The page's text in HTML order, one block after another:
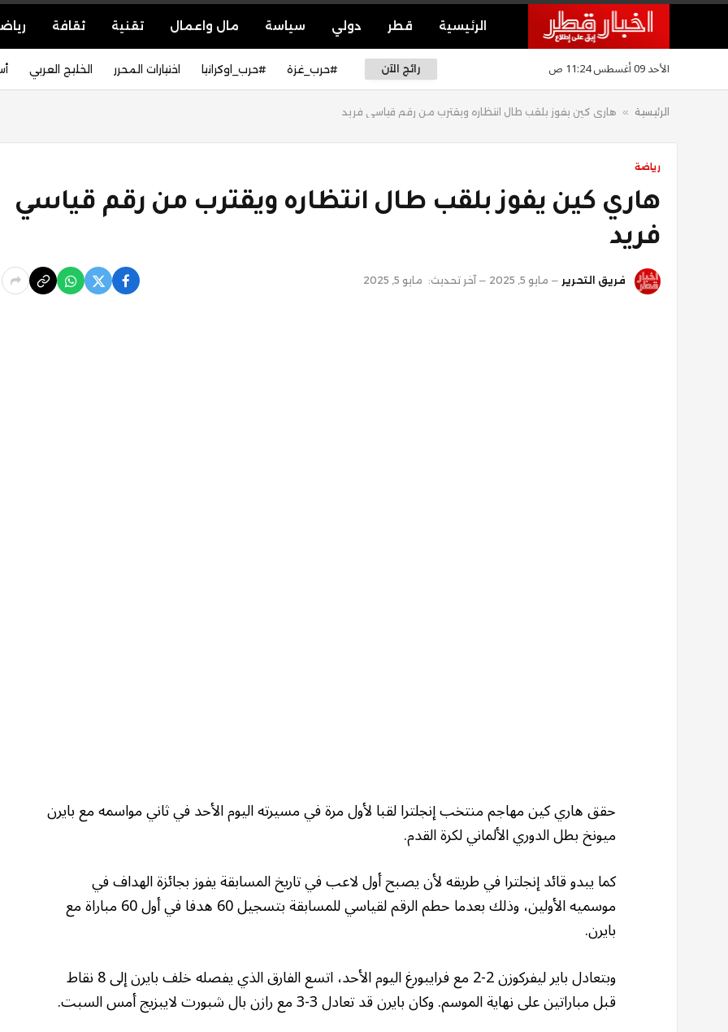
الرئيسية قطر دولي سياسة مال واعمال تقنية ثقافة
الأحد 09 أغسطس 11:24 ص رائج الآن #حرب_غزة #حرب_اوكرانيا اختيارات المحرر الخليج العربي
الرئيسية » هاري كين يفوز بلقب طال انتظاره ويقترب من رقم قياسي فريد
رياضة
هاري كين يفوز بلقب طال انتظاره ويقترب من رقم قياسي
فريد
فريق التحرير مايو 5, 2025 آخر تحديث: مايو 5, 2025
حقق هاري كين مهاجم منتخب إنجلترا لقبا لأول مرة في مسيرته اليوم الأحد في ثاني مواسمه مع بايرن
ميونخ بطل الدوري الألماني لكرة القدم.
كما يبدو قائد إنجلترا في طريقه لأن يصبح أول لاعب في تاريخ المسابقة يفوز بجائزة الهداف في
موسميه الأولين، وذلك بعدما حطم الرقم لقياسي للمسابقة بتسجيل 60 هدفا في أول 60 مباراة مع
بايرن.
وبتعادل باير ليفركوزن 2-2 مع فرايبورغ اليوم الأحد، اتسع الفارق الذي يفصله خلف بايرن إلى 8 نقاط
قبل مباراتين على نهاية الموسم. وكان بايرن قد تعادل 3-3 مع رازن بال شبورت لايبزيج أمس السبت.